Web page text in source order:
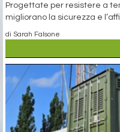
Progettate per resistere a
migliorano la sicurezza e
di Sarah Falsone